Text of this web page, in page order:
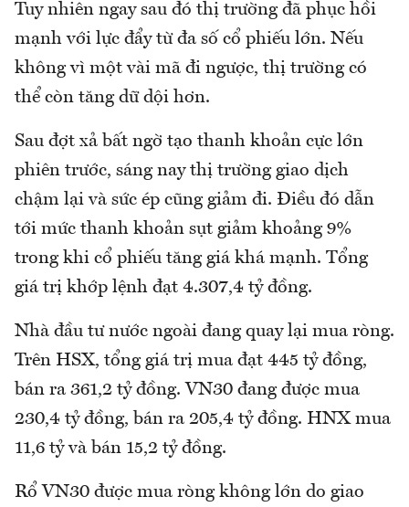
Tuy nhiên ngay sau đó thị trường đã phục hồi
mạnh với lực đẩy từ đa số cổ phiếu lớn. Nếu
không vì một vài mã đi ngược, thị trường có
thể còn tăng dữ dội hơn.
Sau đợt xả bất ngờ tạo thanh khoản cực lớn
phiên trước, sáng nay thị trường giao dịch
chậm lại và sức ép cũng giảm đi. Điều đó dẫn
tới mức thanh khoản sụt giảm khoảng 9%
trong khi cổ phiếu tăng giá khá mạnh. Tổng
giá trị khớp lệnh đạt 4.307,4 tỷ đồng.
Nhà đầu tư nước ngoài đang quay lại mua ròng.
Trên HSX, tổng giá trị mua đạt 445 tỷ đồng,
bán ra 361,2 tỷ đồng. VN30 đang được mua
230,4 tỷ đồng, bán ra 205,4 tỷ đồng. HNX mua
11,6 tỷ và bán 15,2 tỷ đồng.
Rổ VN30 được mua ròng không lớn do giao